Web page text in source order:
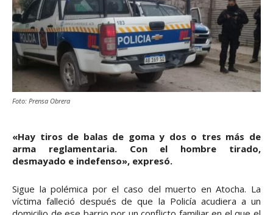
Foto: Prensa Obrera
«Hay tiros de balas de goma y dos o tres más de
arma reglamentaria. Con el hombre tirado,
desmayado e indefenso», expresó.
Sigue la polémica por el caso del muerto en Atocha. La
víctima falleció después de que la Policía acudiera a un